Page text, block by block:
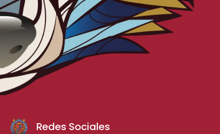
Redes Sociales